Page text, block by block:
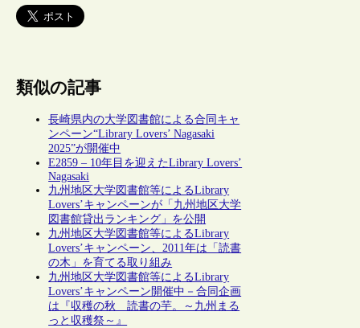
類似の記事
長崎県内の大学図書館による合同キャ
ンペーン“Library Lovers’ Nagasaki
2025”が開催中
E2859 – 10年目を迎えたLibrary Lovers’
Nagasaki
九州地区大学図書館等によるLibrary
Lovers’キャンペーンが「九州地区大学
図書館貸出ランキング」を公開
九州地区大学図書館等によるLibrary
Lovers’キャンペーン、2011年は「読書
の木」を育てる取り組み
九州地区大学図書館等によるLibrary
Lovers’キャンペーン開催中－合同企画
は『収穫の秋 読書の芋。～九州まる
っと収穫祭～』